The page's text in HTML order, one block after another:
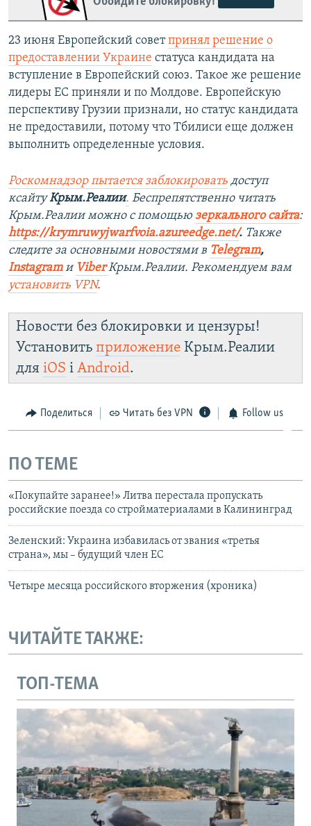
23 июня Европейский советпринял решение о
предоставлении Украине статуса кандидата на
вступление в Европейский союз. Такое же решение
лидеры ЕС приняли и по Молдове. Европейскую
перспективу Грузии признали, но статус кандидата
не предоставили, потому что Тбилиси еще должен
выполнить определенные условия.
Роскомнадзор пытается заблокировать доступ
ксайтуКрым.Реалии. Беспрепятственно читать
Крым.Реалии можно с помощью зеркального сайта:
https://krymruwyjwarfvoia.azureedge.net/. Также
следите за основными новостями в Telegram,
Instagram и ViberКрым.Реалии. Рекомендуем вам
установить VPN.
Новости без блокировки и цензуры!
Установить приложение Крым.Реалии
для iOS і Android.
Поделиться Читать без VPN Follow us
ПО ТЕМЕ
«Покупайте заранее!» Литва перестала пропускать
российские поезда со стройматериалами в Калининград
Зеленский: Украина избавилась от звания «третья
страна», мы – будущий член ЕС
Четыре месяца российского вторжения (хроника)
ЧИТАЙТЕ ТАКЖЕ:
ТОП-ТЕМА